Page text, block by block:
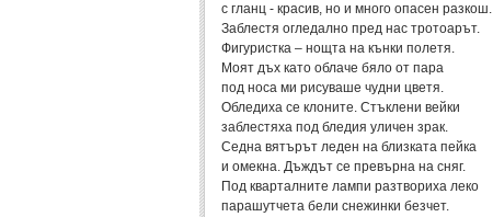
с гланц - красив, но и много опасен разкош.
Заблестя огледално пред нас тротоарът.
Фигуристка – нощта на кънки полетя.
Моят дъх като облаче бяло от пара
под носа ми рисуваше чудни цветя.
Обледиха се клоните. Стъклени вейки
заблестяха под бледия уличен зрак.
Седна вятърът леден на близката пейка
и омекна. Дъждът се превърна на сняг.
Под кварталните лампи разтвориха леко
парашутчета бели снежинки безчет.